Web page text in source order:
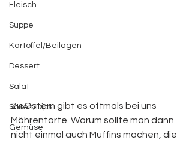
Fleisch
Suppe
Kartoffel/Beilagen
Dessert
Salat
Soßen/Dips
Gemüse
Zu Ostern gibt es oftmals bei uns
Möhrentorte. Warum sollte man dann
nicht einmal auch Muffins machen, die